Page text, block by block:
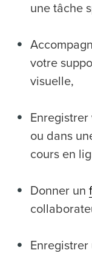
une tâche
votre
visuelle,
ou dans
cours en
Donner un